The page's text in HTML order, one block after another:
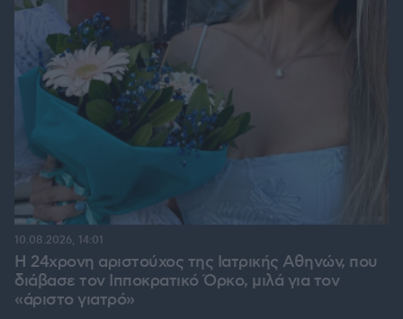
Η 24χρονη αριστούχος της Ιατρικής Αθηνών, που
διάβασε τον Ιπποκρατικό Όρκο, μιλά για τον
«άριστο γιατρό»
10.08.2026, 14:01